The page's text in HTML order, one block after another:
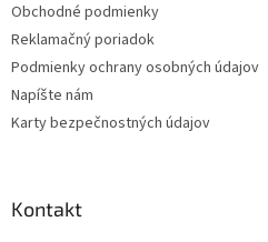
Obchodné podmienky
Reklamačný poriadok
Podmienky ochrany osobných údajov
Napíšte nám
Karty bezpečnostných údajov
Kontakt